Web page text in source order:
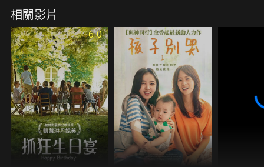
相關影片
6.0